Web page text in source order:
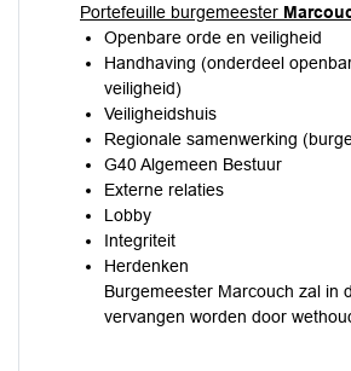
Portefeuille burgemeester
Openbare orde en veiligheid
Handhaving (onderdeel
veiligheid)
Veiligheidshuis
Regionale samenwerking
G40 Algemeen Bestuur
Externe relaties
Lobby
Integriteit
Herdenken
Burgemeester Marcouch zal in
vervangen worden door